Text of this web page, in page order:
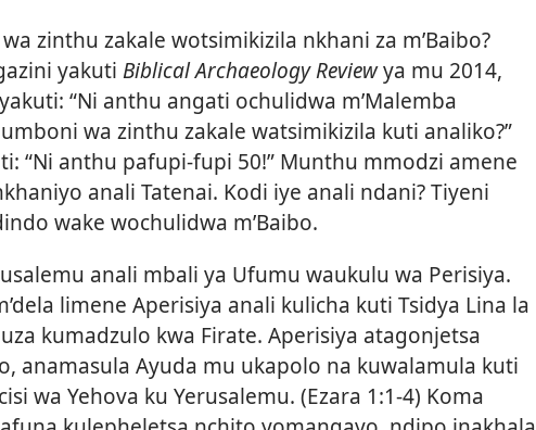
zinthu zakale wotsimikizila nkhani za m’Baibo?
yakuti Biblical Archaeology Reviewya mu 2014,
“Ni anthu angati ochulidwa m’Malemba
wa zinthu zakale watsimikizila kuti analiko?”
“Ni anthu pafupi-fupi 50!” Munthu mmodzi amene
anali Tatenai. Kodi iye anali ndani? Tiyeni
wake wochulidwa m’Baibo.
anali mbali ya Ufumu waukulu wa Perisiya.
limene Aperisiya anali kulicha kuti Tsidya Lina la
kumadzulo kwa Firate. Aperisiya atagonjetsa
anamasula Ayuda mu ukapolo na kuwalamula kuti
wa Yehova ku Yerusalemu. (Ezara 1:1-4) Koma